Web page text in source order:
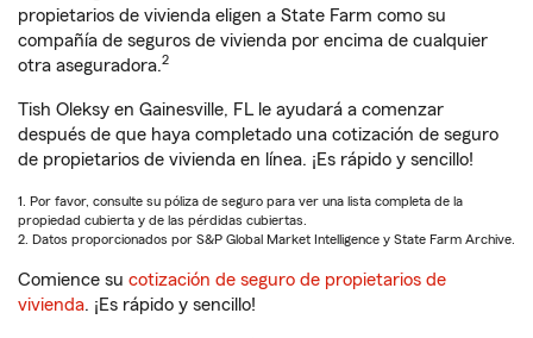
propietarios de vivienda eligen a State Farm como su
compañía de seguros de vivienda por encima de cualquier
otra aseguradora.2
Tish Oleksy en Gainesville, FL le ayudará a comenzar
después de que haya completado una cotización de seguro
de propietarios de vivienda en línea. ¡Es rápido y sencillo!
1. Por favor, consulte su póliza de seguro para ver una lista completa de la
propiedad cubierta y de las pérdidas cubiertas.
2. Datos proporcionados por S&P Global Market Intelligence y State Farm Archive.
Comience su cotización de seguro de propietarios de
vivienda. ¡Es rápido y sencillo!